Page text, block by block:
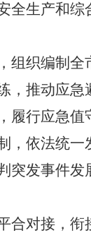
生产和综
织编制全
推动应急
行应急值
依法统一
发事件发
对接，衔